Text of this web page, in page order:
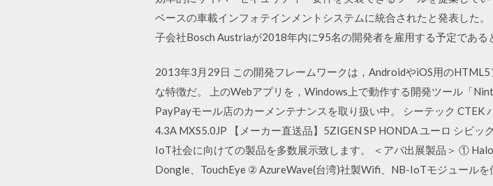
ベースの車載インフォテインメントシステムに統合されたと発表した
子会社Bosch Austriaが2018年内に95名の開発者を雇用する予定である
2013年3月29日 この開発フレームワークは，AndroidやiOS用の
な特徴だ。 上のWebアプリを，Windows上で動作する開発ツール「
PayPayモール店のカーメンテナンスを取り扱い中。 シーテック
4.3A MXS5.0JP 【メーカー直送品】5ZIGEN SP HONDA ユーロ シビ
IoT社会に向けての製品を多数展示致します。 ＜アバ出展製品＞ ①
Dongle、TouchEye ② AzureWave(台湾)社製Wifi、NB-IoTモジュール